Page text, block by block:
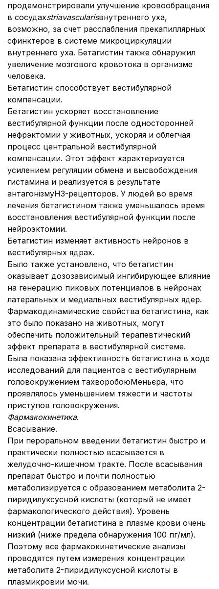
продемонстрировали улучшение кровообращения
в сосудахstriavascularisвнутреннего уха,
возможно, за счет расслабления прекапиллярных
сфинктеров в системе микроциркуляции
внутреннего уха. Бетагистин также обнаружил
увеличение мозгового кровотока в организме
человека.
Бетагистин способствует вестибулярной
компенсации.
Бетагистин ускоряет восстановление
вестибулярной функции после односторонней
нефрэктомии у животных, ускоряя и облегчая
процесс центральной вестибулярной
компенсации. Этот эффект характеризуется
усилением регуляции обмена и высвобождения
гистамина и реализуется в результате
антагонізмуН3-рецепторов. У людей во время
лечения бетагистином также уменьшалось время
восстановления вестибулярной функции после
нейроэктомии.
Бетагистин изменяет активность нейронов в
вестибулярных ядрах.
Было также установлено, что бетагистин
оказывает дозозависимый ингибирующее влияние
на генерацию пиковых потенциалов в нейронах
латеральных и медиальных вестибулярных ядер.
Фармакодинамические свойства бетагистина, как
это было показано на животных, могут
обеспечить положительный терапевтический
эффект препарата в вестибулярной системе.
Была показана эффективность бетагистина в ходе
исследований для пациентов с вестибулярным
головокружением тахворобоюМеньєра, что
проявлялось уменьшением тяжести и частоты
приступов головокружения.
Фармакокинетика.
Всасывание.
При пероральном введении бетагистин быстро и
практически полностью всасывается в
желудочно-кишечном тракте. После всасывания
препарат быстро и почти полностью
метаболизируется с образованием метаболита 2-
пиридилуксусной кислоты (который не имеет
фармакологического действия). Уровень
концентрации бетагистина в плазме крови очень
низкий (ниже предела обнаружения 100 пг/мл).
Поэтому все фармакокинетические анализы
проводятся путем измерения концентрации
метаболита 2-пиридилуксусной кислоты в
плазмикровии мочи.